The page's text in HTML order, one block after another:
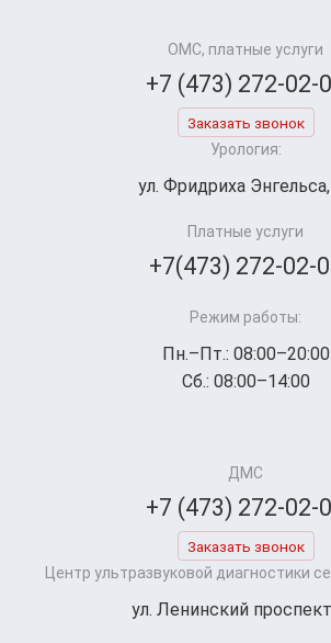
ОМС, платные услуги
+7 (473) 272-02-
Заказать звонок
Урология:
ул. Фридриха
Платные услуги
+7(473) 272-02-
Режим работы:
Пн.–Пт.: 08:00–20:00
Сб.: 08:00–14:00
ДМС
+7 (473) 272-02-
Заказать звонок
Центр ультразвуковой диагностики
ул. Ленинский